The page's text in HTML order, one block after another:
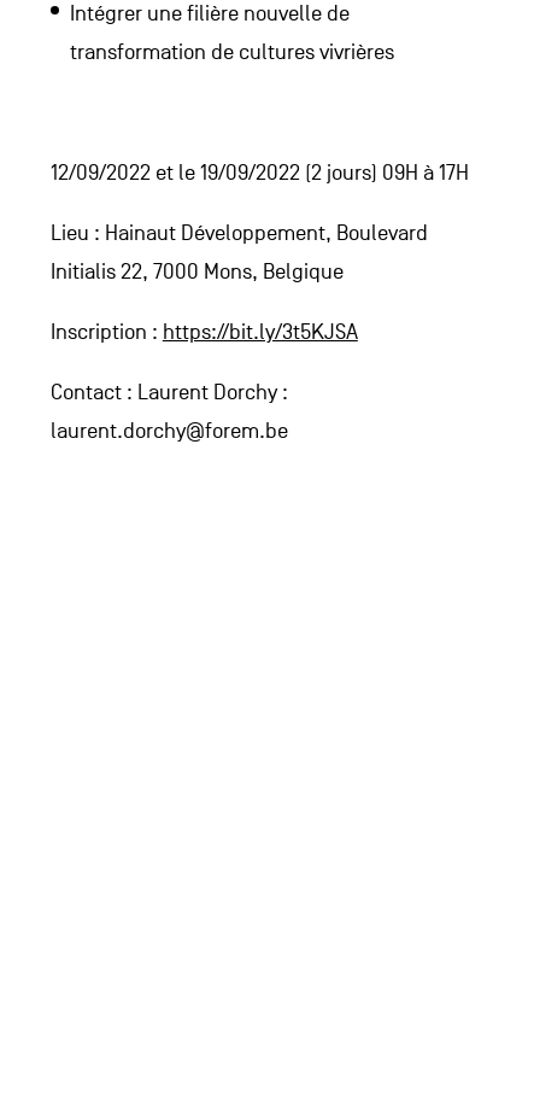
Intégrer une filière nouvelle de
transformation de cultures vivrières
12/09/2022 et le 19/09/2022 (2 jours) 09H à 17H
Lieu : Hainaut Développement, Boulevard
Initialis 22, 7000 Mons, Belgique
Inscription : https://bit.ly/3t5KJSA
Contact : Laurent Dorchy :
laurent.dorchy@forem.be